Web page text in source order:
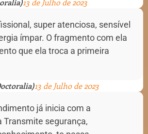
13 de Julho de 2023
super atenciosa, sensível
ímpar. O fragmento com ela
que ela troca a primeira
13 de Julho de 2023
já inicia com a
Transmite segurança,